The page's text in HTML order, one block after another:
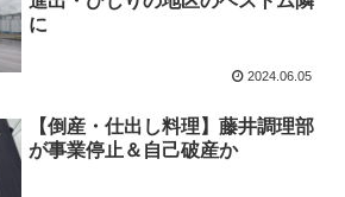
に
2024.06.05
【倒産・仕出し料理】藤井調理部
が事業停止＆自己破産か